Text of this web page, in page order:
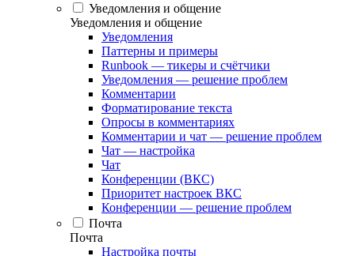
Уведомления и общение
Уведомления и общение
Уведомления
Паттерны и примеры
Runbook — тикеры и счётчики
Уведомления — решение проблем
Комментарии
Форматирование текста
Опросы в комментариях
Комментарии и чат — решение проблем
Чат — настройка
Чат
Конференции (ВКС)
Приоритет настроек ВКС
Конференции — решение проблем
Почта
Почта
Настройка почты